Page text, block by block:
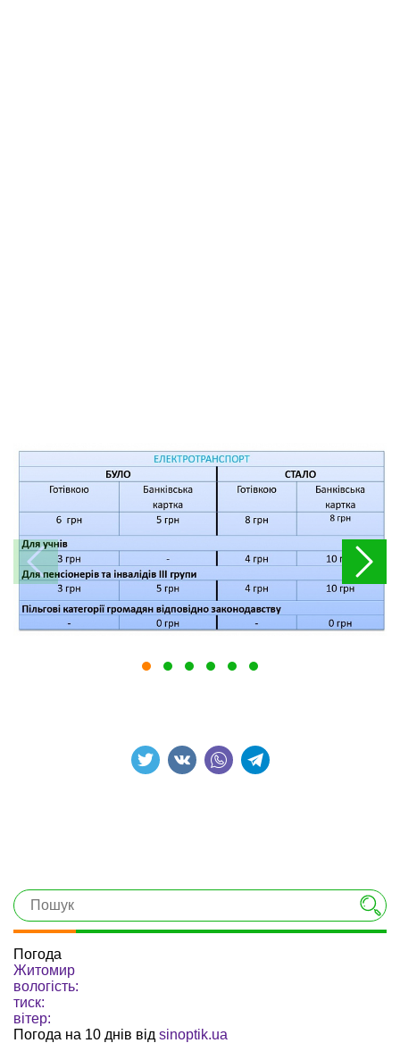
Погода
Житомир
вологість:
тиск:
вітер:
Погода на 10 днів від sinoptik.ua